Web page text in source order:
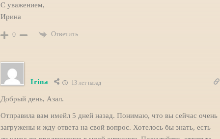
С уважением,
Ирина
0 Ответить
Irina 13 лет назад
Добрый день, Азал.
Отправила вам имейл 5 дней назад. Понимаю, что вы сейчас очень
загружены и жду ответа на свой вопрос. Хотелось бы знать, есть